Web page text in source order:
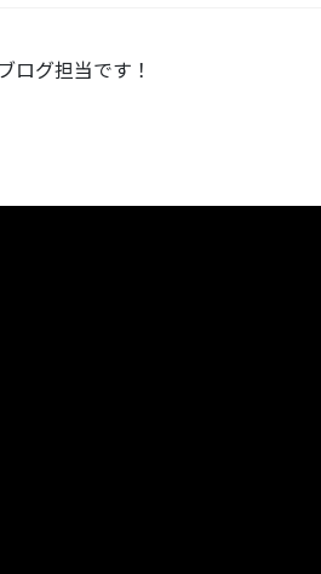
ログ担当です！